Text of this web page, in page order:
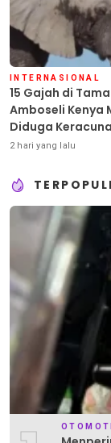
INTERNASIONAL
15 Gajah di
Amboseli Kenya
Diduga
Pestisida
2 hari yang lalu